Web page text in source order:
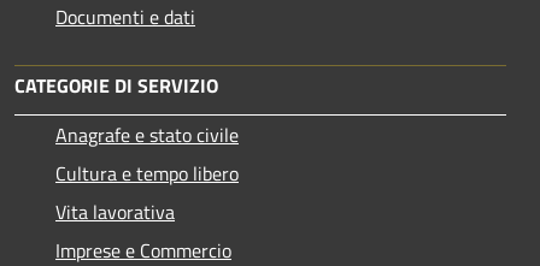
Documenti e dati
CATEGORIE DI SERVIZIO
Anagrafe e stato civile
Cultura e tempo libero
Vita lavorativa
Imprese e Commercio